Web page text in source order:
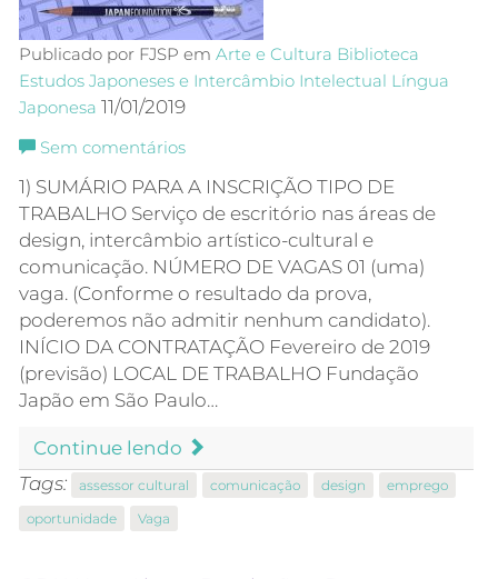
Publicado por FJSP em Arte e Cultura Biblioteca
Estudos Japoneses e Intercâmbio Intelectual Língua
Japonesa 11/01/2019
Sem comentários
1) SUMÁRIO PARA A INSCRIÇÃO TIPO DE
TRABALHO Serviço de escritório nas áreas de
design, intercâmbio artístico-cultural e
comunicação. NÚMERO DE VAGAS 01 (uma)
vaga. (Conforme o resultado da prova,
poderemos não admitir nenhum candidato).
INÍCIO DA CONTRATAÇÃO Fevereiro de 2019
(previsão) LOCAL DE TRABALHO Fundação
Japão em São Paulo…
Continue lendo
Tags:
assessor cultural comunicação design
emprego
oportunidade
Vaga